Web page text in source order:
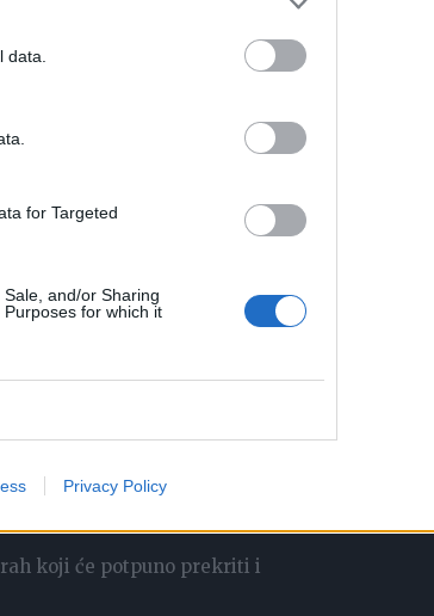
for Targeted
and/or Sharing
for which it
Privacy Policy
sprječava kvarenje.
vlage, koja je glavni
jer koristi prirodni
koji će potpuno prekriti i